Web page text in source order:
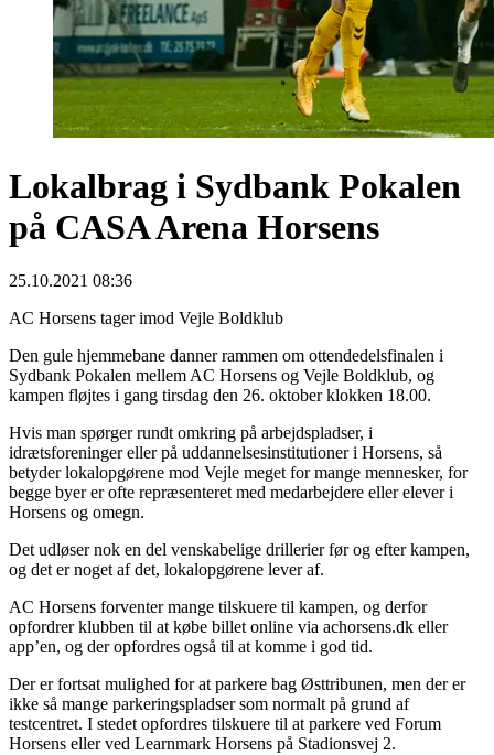
Lokalbrag i Sydbank Pokalen
på CASA Arena Horsens
25.10.2021 08:36
AC Horsens tager imod Vejle Boldklub
Den gule hjemmebane danner rammen om ottendedelsfinalen i
Sydbank Pokalen mellem AC Horsens og Vejle Boldklub, og
kampen fløjtes i gang tirsdag den 26. oktober klokken 18.00.
Hvis man spørger rundt omkring på arbejdspladser, i
idrætsforeninger eller på uddannelsesinstitutioner i Horsens, så
betyder lokalopgørene mod Vejle meget for mange mennesker, for
begge byer er ofte repræsenteret med medarbejdere eller elever i
Horsens og omegn.
Det udløser nok en del venskabelige drillerier før og efter kampen,
og det er noget af det, lokalopgørene lever af.
AC Horsens forventer mange tilskuere til kampen, og derfor
opfordrer klubben til at købe billet online via achorsens.dk eller
app’en, og der opfordres også til at komme i god tid.
Der er fortsat mulighed for at parkere bag Østtribunen, men der er
ikke så mange parkeringspladser som normalt på grund af
testcentret. I stedet opfordres tilskuere til at parkere ved Forum
Horsens eller ved Learnmark Horsens på Stadionsvej 2.